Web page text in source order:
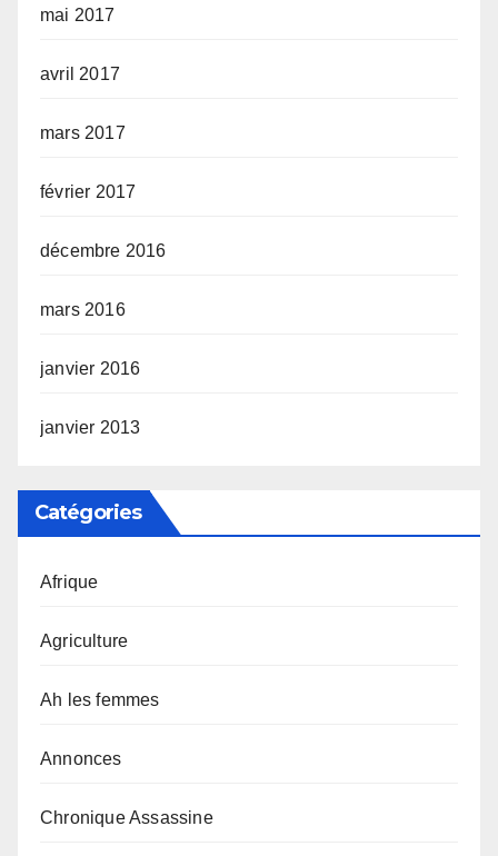
mai 2017
avril 2017
mars 2017
février 2017
décembre 2016
mars 2016
janvier 2016
janvier 2013
Catégories
Afrique
Agriculture
Ah les femmes
Annonces
Chronique Assassine